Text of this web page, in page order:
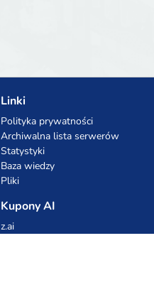
Linki
Polityka prywatności
Archiwalna lista serwerów
Statystyki
Baza wiedzy
Pliki
Kupony AI
z.ai